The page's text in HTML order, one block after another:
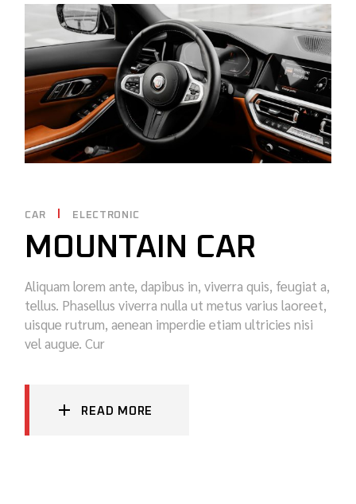
CAR ELECTRONIC
MOUNTAIN CAR
Aliquam lorem ante, dapibus in, viverra quis, feugiat a,
tellus. Phasellus viverra nulla ut metus varius laoreet,
uisque rutrum, aenean imperdie etiam ultricies nisi
vel augue. Cur
READ MORE